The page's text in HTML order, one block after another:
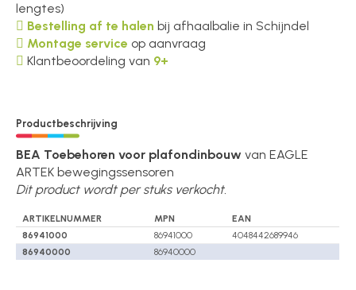
lengtes)
Bestelling af te halen bij afhaalbalie in Schijndel
Montage service op aanvraag
Klantbeoordeling van 9+
Productbeschrijving
BEA Toebehoren voor plafondinbouw van EAGLE
ARTEK bewegingssensoren
Dit product wordt per stuks verkocht.
ARTIKELNUMMER MPN
EAN
86941000
86941000
4048442689946
86940000
86940000